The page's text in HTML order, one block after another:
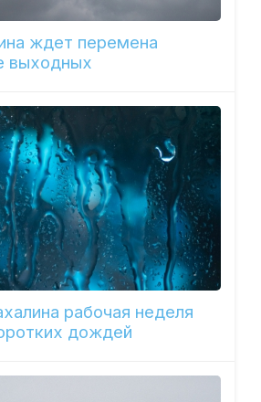
ждет перемена
выходных
рабочая неделя
дождей